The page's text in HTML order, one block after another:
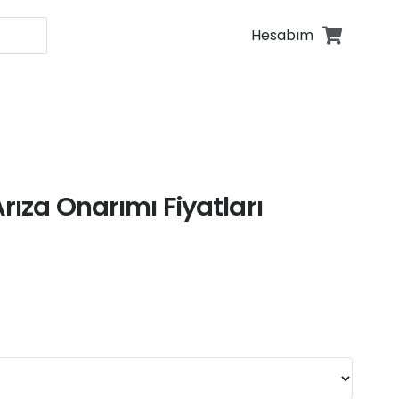
Hesabım
Onarımı Fiyatları